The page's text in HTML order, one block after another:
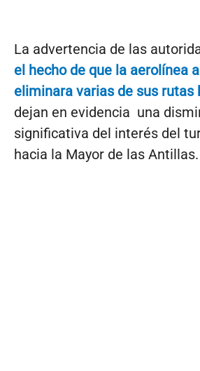
La advertencia de las
el hecho de que la aerolínea
eliminara varias de sus rutas
dejan en evidencia una
significativa del interés del
hacia la Mayor de las Antillas.